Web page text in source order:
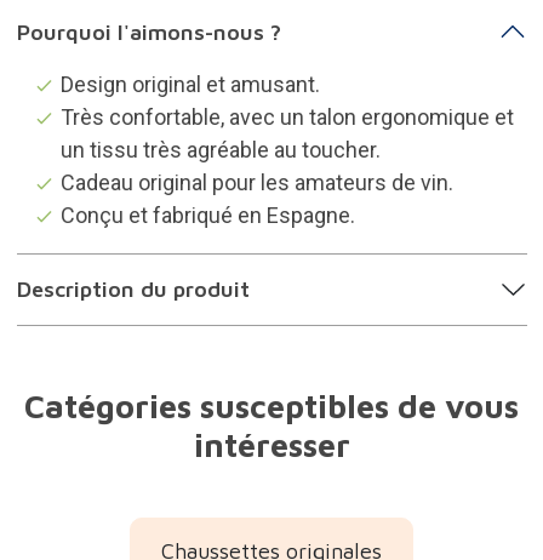
Pourquoi l'aimons-nous ?
Design original et amusant.
Très confortable, avec un talon ergonomique et
un tissu très agréable au toucher.
Cadeau original pour les amateurs de vin.
Conçu et fabriqué en Espagne.
Description du produit
Catégories susceptibles de vous
intéresser
Chaussettes originales